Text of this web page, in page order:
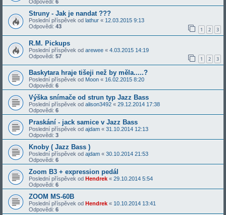
Odpovědi: 6
Struny - Jak je nandat ???
Poslední příspěvek od lathur « 12.03.2015 9:13
Odpovědi: 43 1 2 3
R.M. Pickups
Poslední příspěvek od arewee « 4.03.2015 14:19
Odpovědi: 57 1 2 3
Baskytara hraje tišeji než by měla.....?
Poslední příspěvek od Moon « 16.02.2015 8:20
Odpovědi: 6
Výška snímače od strun typ Jazz Bass
Poslední příspěvek od alison3492 « 29.12.2014 17:38
Odpovědi: 6
Praskání - jack samice v Jazz Bass
Poslední příspěvek od ajdam « 31.10.2014 12:13
Odpovědi: 3
Knoby ( Jazz Bass )
Poslední příspěvek od ajdam « 30.10.2014 21:53
Odpovědi: 6
Zoom B3 + expression pedál
Poslední příspěvek od Hendrek « 29.10.2014 5:54
Odpovědi: 6
ZOOM MS-60B
Poslední příspěvek od Hendrek « 10.10.2014 13:41
Odpovědi: 6